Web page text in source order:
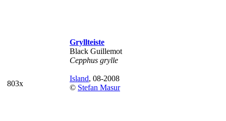
803x
Gryllteiste
Black Guillemot
Cepphus grylle
Island, 08-2008
© Stefan Masur